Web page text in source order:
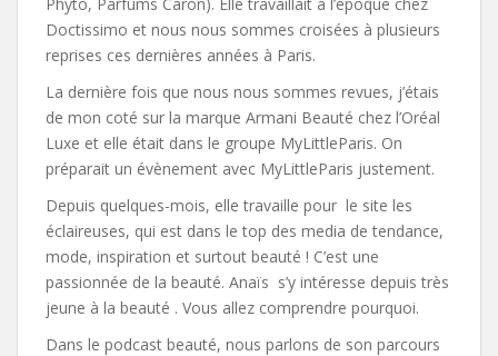
Doctissimo et nous nous sommes croisées à plusieurs
reprises ces dernières années à Paris.
La dernière fois que nous nous sommes revues, j’étais
de mon coté sur la marque Armani Beauté chez l’Oréal
Luxe et elle était dans le groupe MyLittleParis. On
préparait un évènement avec MyLittleParis justement.
Depuis quelques-mois, elle travaille pour le site les
éclaireuses, qui est dans le top des media de tendance,
mode, inspiration et surtout beauté ! C’est une
passionnée de la beauté. Anaïs s’y intéresse depuis très
jeune à la beauté . Vous allez comprendre pourquoi.
Dans le podcast beauté, nous parlons de son parcours